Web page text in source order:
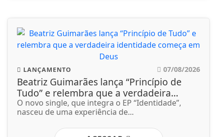
LANÇAMENTO 07/08/2026
Beatriz Guimarães lança “Princípio de
Tudo” e relembra que a verdadeira...
O novo single, que integra o EP “Identidade”,
nasceu de uma experiência de...